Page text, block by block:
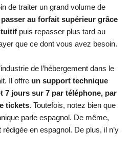
de traiter un grand volume de
passer au forfait supérieur grâce
puis repasser plus tard au
que ce dont vous avez besoin.
de l’hébergement dans le
Il offre un support technique
7 jours sur 7 par téléphone, par
tickets. Toutefois, notez bien que
parle espagnol. De même,
en espagnol. De plus, il n’y